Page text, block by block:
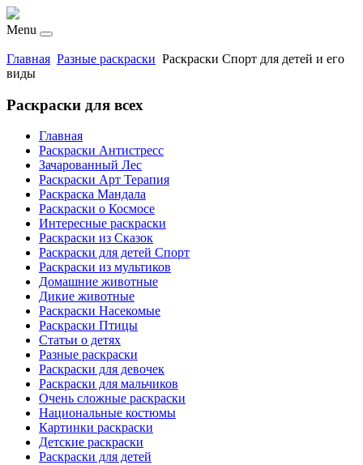
Menu
Главная Разные раскраски Раскраски Спорт для детей и его
виды
Раскраски для всех
Главная
Раскраски Антистресс
Зачарованный Лес
Раскраски Арт Терапия
Раскраска Мандала
Раскраски о Космосе
Интересные раскраски
Раскраски из Сказок
Раскраски для детей Спорт
Раскраски из мультиков
Домашние животные
Дикие животные
Раскраски Насекомые
Раскраски Птицы
Статьи о детях
Разные раскраски
Раскраски для девочек
Раскраски для мальчиков
Очень сложные раскраски
Национальные костюмы
Картинки раскраски
Детские раскраски
Раскраски для детей